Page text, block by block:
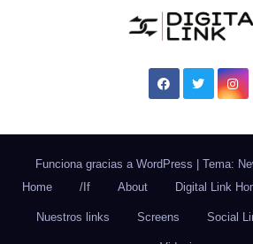
Funciona gracias a WordPress Tema:
Home
/If About Digital Link
Nuestros links Screens Social